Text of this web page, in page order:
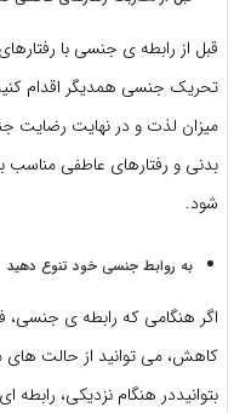
قبل از رابطه ی جنسی با
تحریک جنسی همدیگر اقدام
میزان لذت و در نهایت رضایت
بدنی و رفتارهای عاطفی
شود.
به روابط جنسی خود تنوع دهید
اگر هنگامی که رابطه ی جنسی،
کاهش، می توانید از حالت
بتوانیددر هنگام نزدیکی،